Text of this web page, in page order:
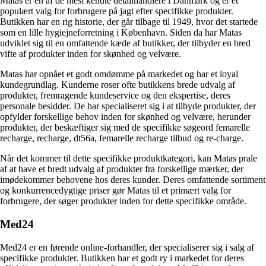
populært valg for forbrugere på jagt efter specifikke produkter.
Butikken har en rig historie, der går tilbage til 1949, hvor det startede
som en lille hygiejneforretning i København. Siden da har Matas
udviklet sig til en omfattende kæde af butikker, der tilbyder en bred
vifte af produkter inden for skønhed og velvære.
Matas har opnået et godt omdømme på markedet og har et loyal
kundegrundlag. Kunderne roser ofte butikkens brede udvalg af
produkter, fremragende kundeservice og den ekspertise, deres
personale besidder. De har specialiseret sig i at tilbyde produkter, der
opfylder forskellige behov inden for skønhed og velvære, herunder
produkter, der beskæftiger sig med de specifikke søgeord femarelle
recharge, recharge, dt56a, femarelle recharge tilbud og re-charge.
Når det kommer til dette specifikke produktkategori, kan Matas prale
af at have et bredt udvalg af produkter fra forskellige mærker, der
imødekommer behovene hos deres kunder. Deres omfattende sortiment
og konkurrencedygtige priser gør Matas til et primært valg for
forbrugere, der søger produkter inden for dette specifikke område.
Med24
Med24 er en førende online-forhandler, der specialiserer sig i salg af
specifikke produkter. Butikken har et godt ry i markedet for deres